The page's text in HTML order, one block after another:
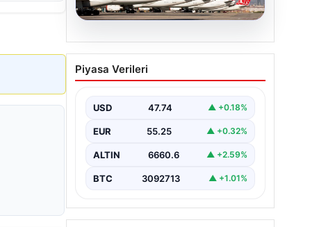
THY, temmuz ayında 9,5
milyon yolcu taşıdı
Piyasa Verileri
USD 47.74 ▲ +0.18%
EUR 55.25 ▲ +0.32%
ALTIN 6660.6 ▲ +2.59%
BTC 3092713 ▲ +1.01%